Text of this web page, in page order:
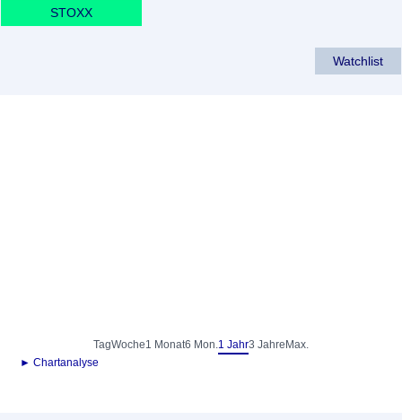
STOXX
Watchlist
TagWoche1 Monat6 Mon.1 Jahr3 Jahre Max.
► Chartanalyse